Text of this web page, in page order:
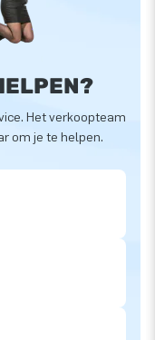
Het verkoopteam
om je te helpen.